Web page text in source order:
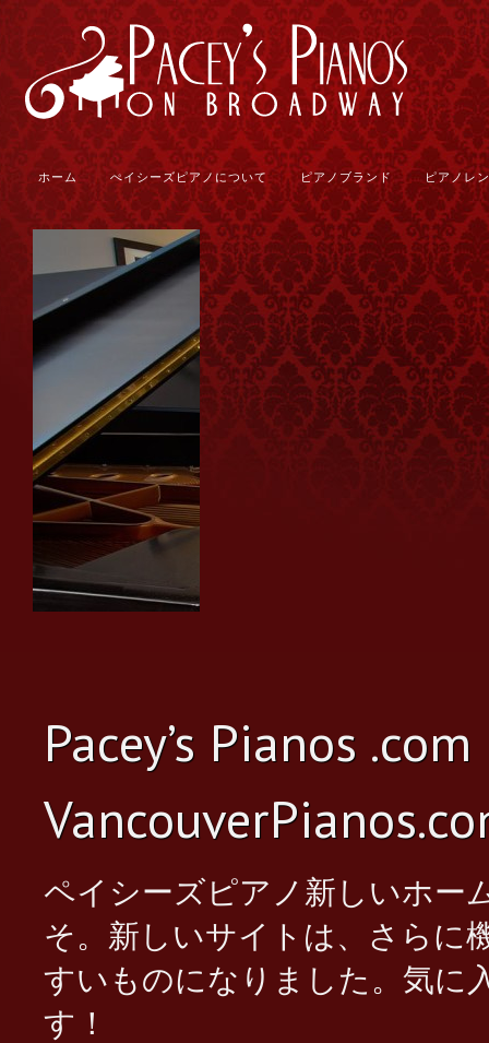
ホーム ぺイシーズピアノについて ピアノブランド ピアノレ
Mason & Hamlin Vancouver
Pacey’s Pianos
ペイシーズピアノ新しいホー
そ。新しいサイトは、さらに
すいものになりました。気に
す！